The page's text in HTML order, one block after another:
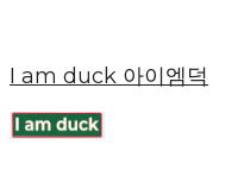
I am duck 아이엠덕